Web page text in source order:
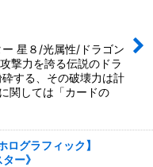
星８/光属性/ドラゴン
撃力を誇る伝説のドラ
する、その破壊力は計
関しては「カードの
ログラフィック】
ー》